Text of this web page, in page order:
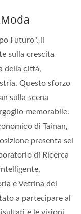
Futuro", il
sulla crescita
della città,
Questo sforzo
sulla scena
memorabile.
di Tainan,
presenta sei
di Ricerca
e Vetrina dei
a partecipare al